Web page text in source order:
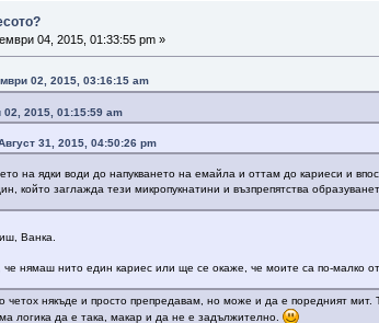
04, 2015, 01:33:55 pm »
02, 2015, 03:16:15 am
02, 2015, 01:15:59 am
31, 2015, 04:50:26 pm
на ядки води до напукването на емайла и оттам до кариеси и
който заглажда тези микропукнатини и възпрепятства
Ванка.
нямаш нито един кариес или ще се окаже, че моите са по-малко от
четох някъде и просто препредавам, но може и да е поредният
логика да е така, макар и да не е задължително.